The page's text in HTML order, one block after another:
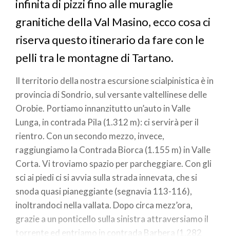
infinita di pizzi fino alle muraglie
granitiche della Val Masino, ecco cosa ci
riserva questo itinerario da fare con le
pelli tra le montagne di Tartano.
Il territorio della nostra escursione scialpinistica è in
provincia di Sondrio, sul versante valtellinese delle
Orobie. Portiamo innanzitutto un’auto in Valle
Lunga, in contrada Pila (1.312 m): ci servirà per il
rientro. Con un secondo mezzo, invece,
raggiungiamo la Contrada Biorca (1.155 m) in Valle
Corta. Vi troviamo spazio per parcheggiare. Con gli
sci ai piedi ci si avvia sulla strada innevata, che si
snoda quasi pianeggiante (segnavia 113-116),
inoltrandoci nella vallata. Dopo circa mezz’ora,
grazie a un ponticello sulla sinistra attraversiamo il
torrente ed entriamo in contrada Barbera (1.282